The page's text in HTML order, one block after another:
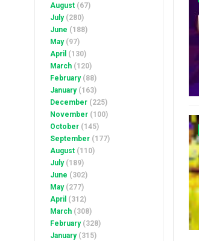
August (67)
July(280)
June (188)
May(97)
April (130)
March (120)
February(88)
January(163)
December (225)
November (100)
October (145)
September (177)
August (110)
July(189)
June (302)
May(277)
April (312)
March (308)
February(328)
January(315)